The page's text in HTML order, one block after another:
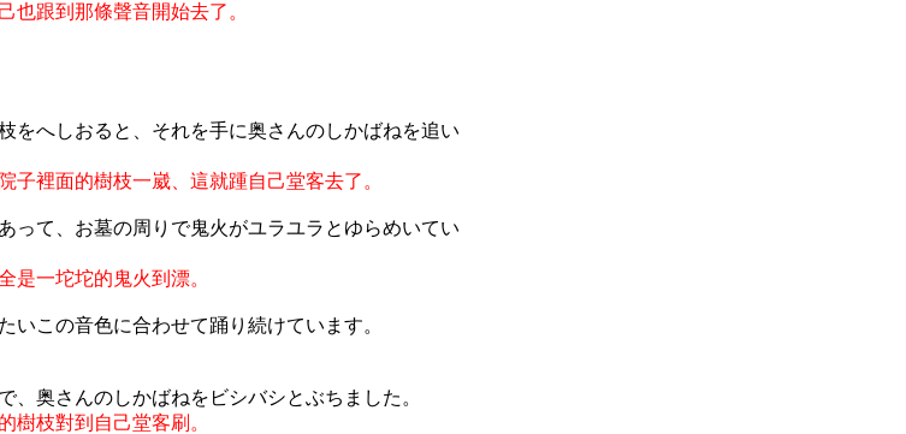
也跟到那條聲音開始去了。
をへしおると、それを手に奥さんのしかばねを追い
子裡面的樹枝一崴、這就踵自己堂客去了。
って、お墓の周りで鬼火がユラユラとゆらめいてい
是一坨坨的鬼火到漂。
いこの音色に合わせて踊り続けています。
、奥さんのしかばねをビシバシとぶちました。
樹枝對到自己堂客刷。